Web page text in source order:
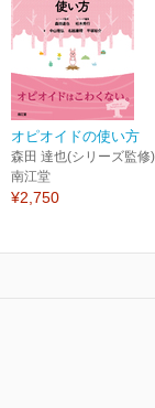
オピオイドの使い方
森田 達也(シリーズ監修)
南江堂
¥2,750